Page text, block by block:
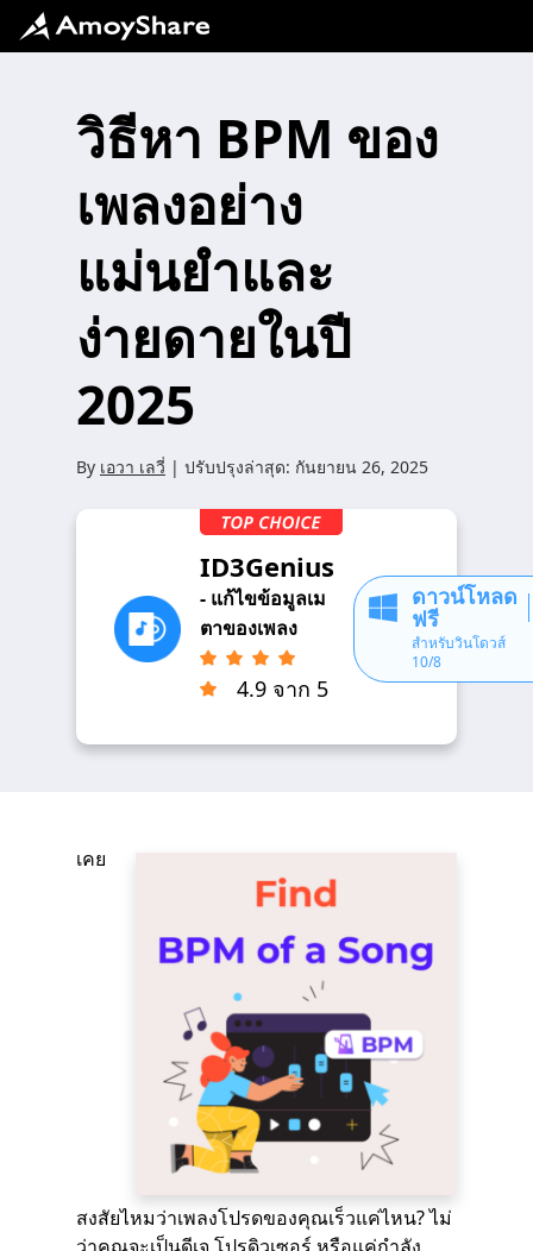
วิธีหา BPM ของ
เพลงอย่าง
แม่นยำและ
ง่ายดายในปี
2025
By เอวา เลวี่ | ปรับปรุงล่าสุด: กันยายน 26, 2025
ID3Genius
- แก้ไขข้อมูลเม
ตาของเพลง
4.9 จาก 5
ดาวน์โหลด
ฟรี
สำหรับวินโดวส์
10/8
เคย
สงสัยไหมว่าเพลงโปรดของคุณเร็วแค่ไหน? ไม่